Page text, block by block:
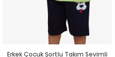
Erkek Çocuk Şortlu Takım Sevimli